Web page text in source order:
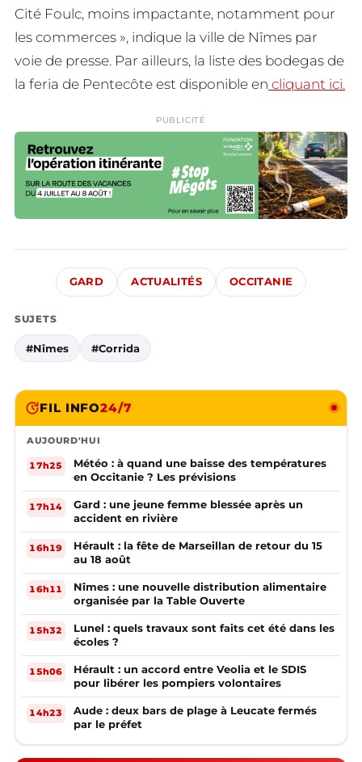
Cité Foulc, moins impactante, notamment pour
les commerces », indique la ville de Nîmes par
voie de presse. Par ailleurs, la liste des bodegas de
la feria de Pentecôte est disponible en cliquant ici.
PUBLICITÉ
GARD ACTUALITÉS OCCITANIE
SUJETS
#Nîmes #Corrida
FIL INFO24/7
AUJOURD'HUI
17h25
Météo : à quand une baisse des températures
en Occitanie ? Les prévisions
17h14
Gard : une jeune femme blessée après un
accident en rivière
16h19
Hérault : la fête de Marseillan de retour du 15
au 18 août
16h11
Nîmes : une nouvelle distribution alimentaire
organisée par la Table Ouverte
15h32
Lunel : quels travaux sont faits cet été dans les
écoles ?
15h06
Hérault : un accord entre Veolia et le SDIS
pour libérer les pompiers volontaires
14h23
Aude : deux bars de plage à Leucate fermés
par le préfet